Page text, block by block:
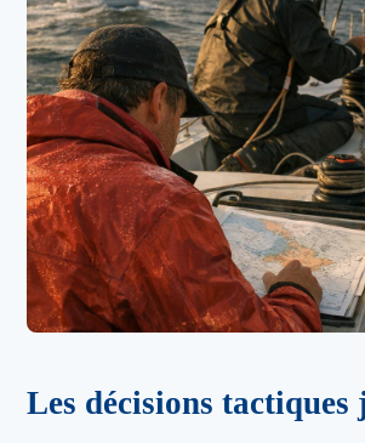
Les décisions tactiques